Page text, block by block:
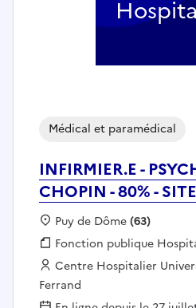
INFIRMIER.E -
CHOPIN - 80% -
Médical et paramédical
Localisation :
Puy de Dôme(63)
Fonction publique :
Fonction publique
Employeur :
Centre Hospitalier
Ferrand